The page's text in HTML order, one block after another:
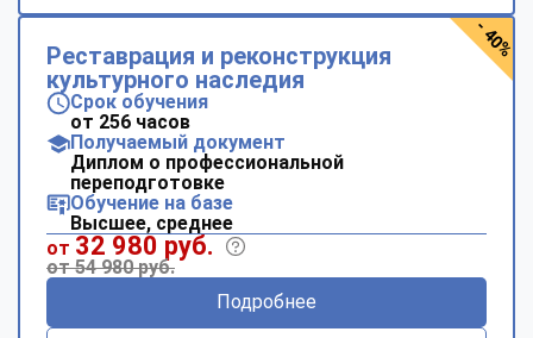
Реставрация и реконструкция
культурного наследия
Срок обучения
от 256 часов
Получаемый документ
Диплом о профессиональной
переподготовке
Обучение на базе
Высшее, среднее
от 32 980 руб.
от 54 980 руб.
Подробнее
- 40%